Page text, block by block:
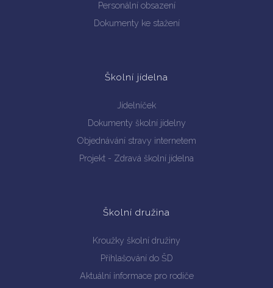
Personální obsazení
Dokumenty ke stažení
Školní jídelna
Jídelníček
Dokumenty školní jídelny
Objednávání stravy internetem
Projekt - Zdravá školní jídelna
Školní družina
Kroužky školní družiny
Přihlašování do ŠD
Aktuální informace pro rodiče